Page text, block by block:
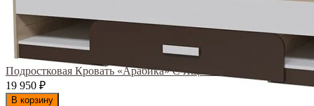
Подростковая Кровать «Арабика» С Ящиком
19 950 ₽
В корзину